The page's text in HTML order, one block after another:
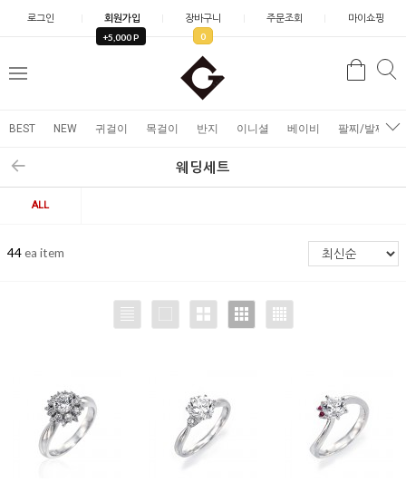
로그인 회원가입
+5,000 P
장바구니
0
주문조회 마이쇼핑
메
검
BEST NEW 귀걸이 목걸이 반지 이니셜 베이비 팔찌/발찌
웨딩세트
ALL
44ea item